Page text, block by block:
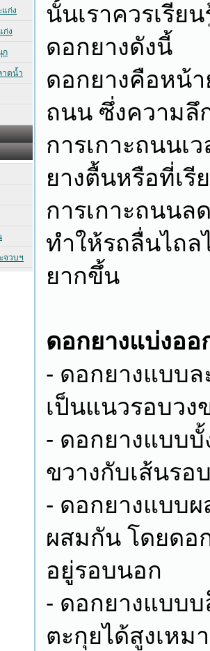
นั้นเราควรเรีย
ดอกยางดังนี้
ดอกยางคือหน้
ถนน ซึ่งความลึ
การเกาะถนนเ
ยางตื้นหรือที่เ
การเกาะถนนล
ทำให้รถลื่นไถล
ยากขึ้น
ดอกยางแบ่งออ
- ดอกยางแบบล
เป็นแนวรอบวง
- ดอกยางแบบบั้
ขวางกับเส้นรอ
- ดอกยางแบบ
ผสมกัน โดยดอ
อยู่รอบนอก
- ดอกยางแบบ
ตะกุยได้สูงเหม